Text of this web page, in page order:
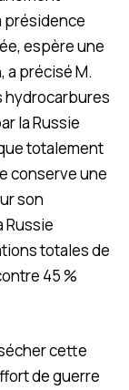
présidence
espère une
a précisé M.
hydrocarbures
la Russie
totalement
conserve une
son
Russie
totales de
45 %
cette
de guerre